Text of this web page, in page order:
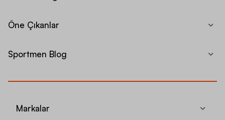
Öne Çıkanlar
Sportmen Blog
Markalar